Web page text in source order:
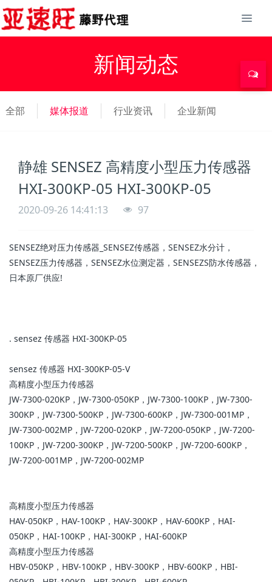
新闻动态
全部 媒体报道 行业资讯 企业新闻
静雄 SENSEZ 高精度小型压力传感器
HXI-300KP-05 HXI-300KP-05
2020-09-26 14:41:13 97
SENSEZ绝对压力传感器_SENSEZ传感器，SENSEZ水分计，
SENSEZ压力传感器，SENSEZ水位测定器，SENSEZS防水传感器，
日本原厂供应!
. sensez 传感器 HXI-300KP-05
sensez 传感器 HXI-300KP-05-V
高精度小型压力传感器
JW-7300-020KP，JW-7300-050KP，JW-7300-100KP，JW-7300-
300KP，JW-7300-500KP，JW-7300-600KP，JW-7300-001MP，
JW-7300-002MP，JW-7200-020KP，JW-7200-050KP，JW-7200-
100KP，JW-7200-300KP，JW-7200-500KP，JW-7200-600KP，
JW-7200-001MP，JW-7200-002MP
高精度小型压力传感器
HAV-050KP，HAV-100KP，HAV-300KP，HAV-600KP，HAI-
050KP，HAI-100KP，HAI-300KP，HAI-600KP
高精度小型压力传感器
HBV-050KP，HBV-100KP，HBV-300KP，HBV-600KP，HBI-